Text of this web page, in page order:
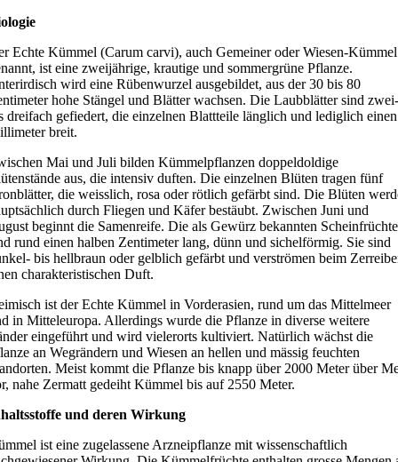
Echte Kümmel (Carum carvi), auch Gemeiner oder Wiesen-Kümmel
ist eine zweijährige, krautige und sommergrüne Pflanze.
wird eine Rübenwurzel ausgebildet, aus der 30 bis 80
hohe Stängel und Blätter wachsen. Die Laubblätter sind zwei-
dreifach gefiedert, die einzelnen Blattteile länglich und lediglich einen
breit.
Mai und Juli bilden Kümmelpflanzen doppeldoldige
aus, die intensiv duften. Die einzelnen Blüten tragen fünf
die weisslich, rosa oder rötlich gefärbt sind. Die Blüten
durch Fliegen und Käfer bestäubt. Zwischen Juni und
beginnt die Samenreife. Die als Gewürz bekannten Scheinfrüchte
rund einen halben Zentimeter lang, dünn und sichelförmig. Sie sind
bis hellbraun oder gelblich gefärbt und verströmen beim
charakteristischen Duft.
ist der Echte Kümmel in Vorderasien, rund um das Mittelmeer
in Mitteleuropa. Allerdings wurde die Pflanze in diverse weitere
eingeführt und wird vielerorts kultiviert. Natürlich wächst die
an Wegrändern und Wiesen an hellen und mässig feuchten
Meist kommt die Pflanze bis knapp über 2000 Meter über
nahe Zermatt gedeiht Kümmel bis auf 2550 Meter.
und deren Wirkung
ist eine zugelassene Arzneipflanze mit wissenschaftlich